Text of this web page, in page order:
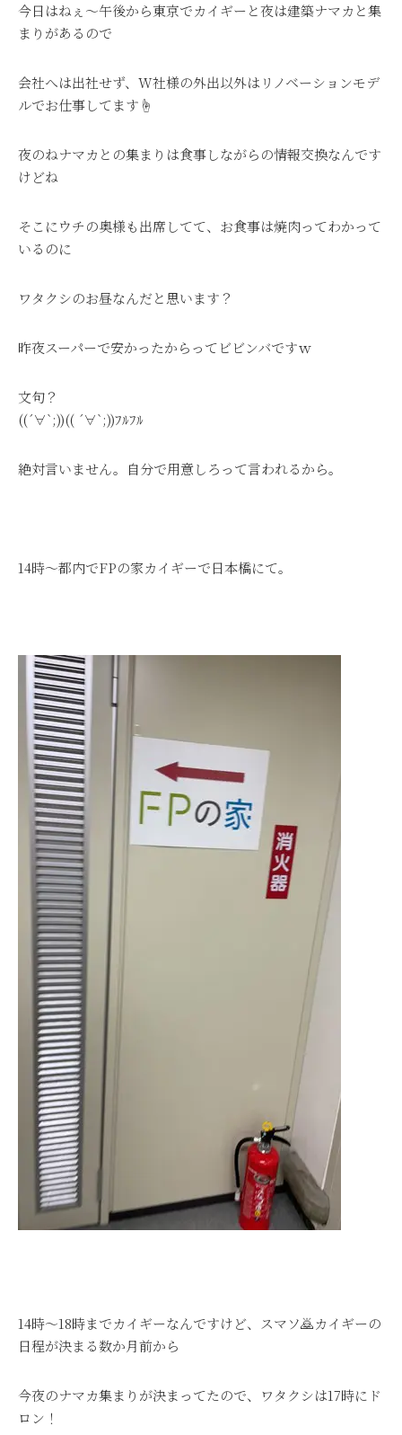
今日はねぇ～午後から東京でカイギーと夜は建築ナマカと集
まりがあるので
会社へは出社せず、W社様の外出以外はリノベーションモデ
ルでお仕事してます☝
夜のねナマカとの集まりは食事しながらの情報交換なんです
けどね
そこにウチの奥様も出席してて、お食事は焼肉ってわかって
いるのに
ワタクシのお昼なんだと思います？
昨夜スーパーで安かったからってビビンバですｗ
文句？
((´∀`;))(( ´∀`;))ﾌﾙﾌﾙ
絶対言いません。自分で用意しろって言われるから。
14時～都内でFPの家カイギーで日本橋にて。
14時～18時までカイギーなんですけど、スマソ🙇カイギーの
日程が決まる数か月前から
今夜のナマカ集まりが決まってたので、ワタクシは17時にド
ロン！